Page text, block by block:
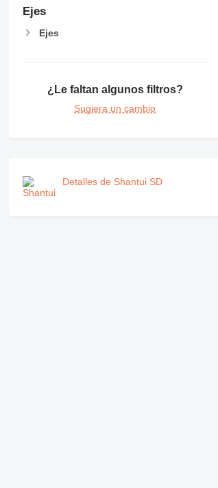
Ejes
Ejes
¿Le faltan algunos filtros?
Sugiera un cambio
Detalles de Shantui SD